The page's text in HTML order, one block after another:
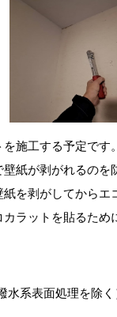
施工する予定で
紙が剥がれるの
を剥がしてから
ラットを貼るた
系表面処理を除